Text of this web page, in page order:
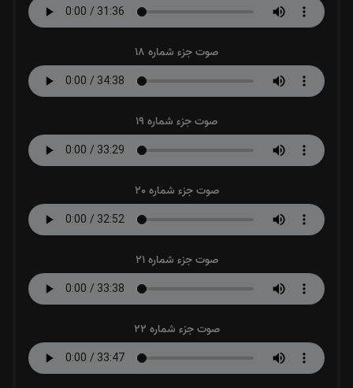
صوت جزء شماره 18
صوت جزء شماره 19
صوت جزء شماره 20
صوت جزء شماره 21
صوت جزء شماره 22